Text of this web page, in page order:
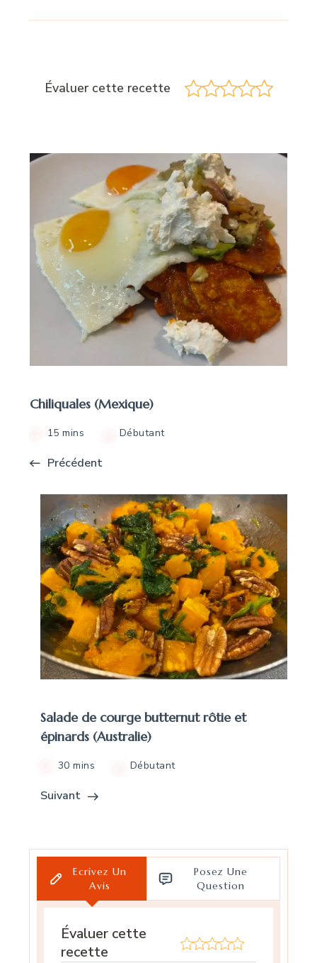
Évaluer cette recette
Chiliquales (Mexique)
15 mins Débutant
Précédent
Salade de courge butternut rôtie et
épinards (Australie)
30 mins Débutant
Suivant
Ecrivez Un
Avis
Posez Une
Question
Évaluer cette
recette